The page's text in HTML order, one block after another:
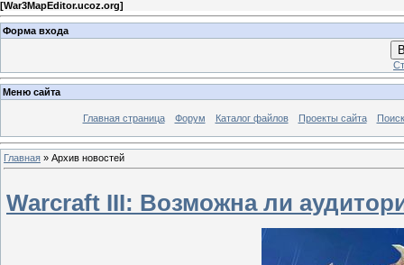
[War3MapEditor.ucoz.org]
Форма входа
Меню сайта
Главная страница Форум Каталог файлов Проекты сайта
Главная » Архив новостей
Warcraft III: Возможна ли